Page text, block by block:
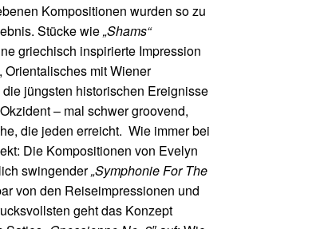
Kompositionen wurden so zu
Stücke wie„Shams“
griechisch inspirierte Impression
Orientalisches mit Wiener
jüngsten historischen Ereignisse
– mal schwer groovend,
die jeden erreicht. Wie immer bei
Die Kompositionen von Evelyn
swingender„Symphonie For The
von den Reiseimpressionen und
geht das Konzept